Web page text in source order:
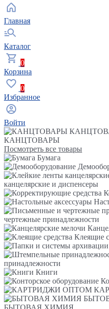
Главная
Каталог
0
Корзина
0
Избранное
Войти
КАНЦТОВАРЫ
Посмотреть все товары
Бумага
канцелярские и диспенсеры
чертежные принадлежности
Клеящие
принадлежности
Книги
БЫТОВАЯ ХИМИЯ